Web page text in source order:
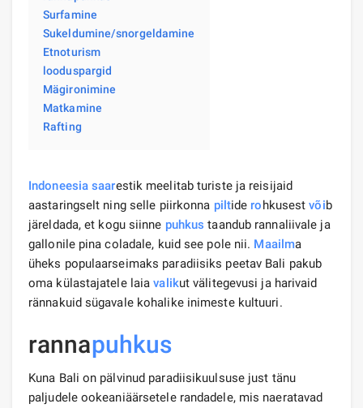
Surfamine
Sukeldumine/snorgeldamine
Etnoturism
looduspargid
Mägironimine
Matkamine
Rafting
Indoneesia saarestik meelitab turiste ja reisijaid
aastaringselt ning selle piirkonna piltide rohkusestvõib
järeldada, et kogu siinne puhkus taandub rannaliivale ja
gallonile pina coladale, kuid see pole nii. Maailma
üheks populaarseimaks paradiisiks peetav Bali pakub
oma külastajatele laiavalikut välitegevusi ja harivaid
rännakuid sügavale kohalike inimeste kultuuri.
rannapuhkus
Kuna Bali on pälvinud paradiisikuulsuse just tänu
paljudele ookeaniäärsetele randadele, mis naeratavad